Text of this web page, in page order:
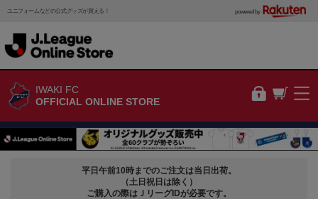
ユニフォームなどの公式グッズが買える！ powered by
IWAKI FC
OFFICIAL ONLINE STORE
平日午前10時までのご注文は当日出荷。
（土日祝日は除く）
ご購入の際はＪリーグIDが必要です。